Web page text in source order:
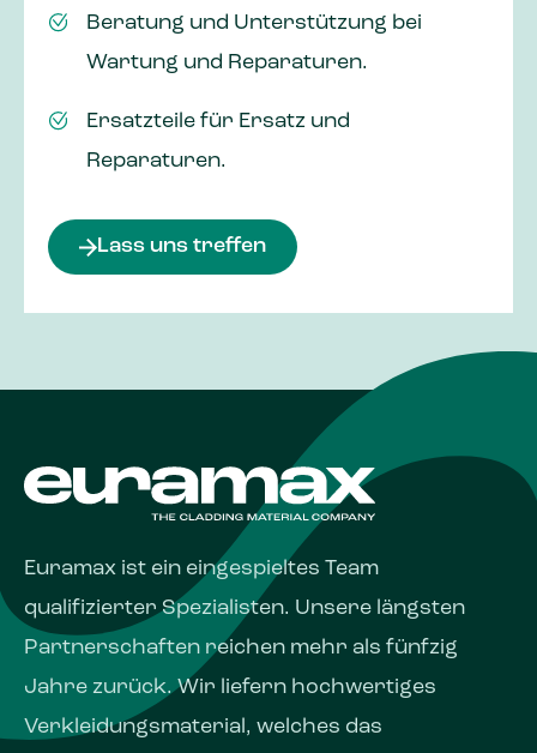
Beratung und Unterstützung bei
Wartung und Reparaturen.
Ersatzteile für Ersatz und
Reparaturen.
Lass uns treffen
Euramax ist ein eingespieltes Team
qualifizierter Spezialisten. Unsere längsten
Partnerschaften reichen mehr als fünfzig
Jahre zurück. Wir liefern hochwertiges
Verkleidungsmaterial, welches das